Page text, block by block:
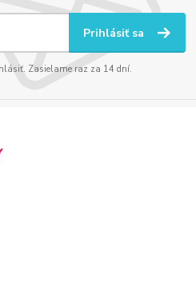
Prihlásiť sa
Zasielame raz za 14 dní.